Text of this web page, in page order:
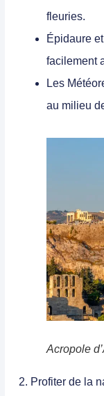
fleuries.
Épidaure
facilement
Les
au milieu
Acropole
2. Profiter de la